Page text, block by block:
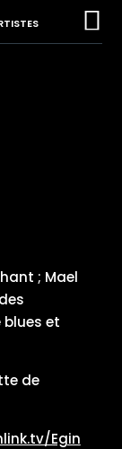

; Mael
et
de
Egin